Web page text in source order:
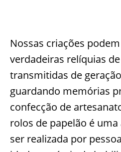
Nossas criações
verdadeiras relíquias
transmitidas de
guardando memórias
confecção de
rolos de papelão é
ser realizada por